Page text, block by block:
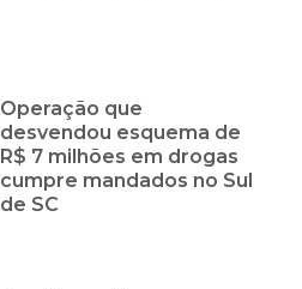
Operação que
desvendou esquema de
R$ 7 milhões em drogas
cumpre mandados no Sul
de SC